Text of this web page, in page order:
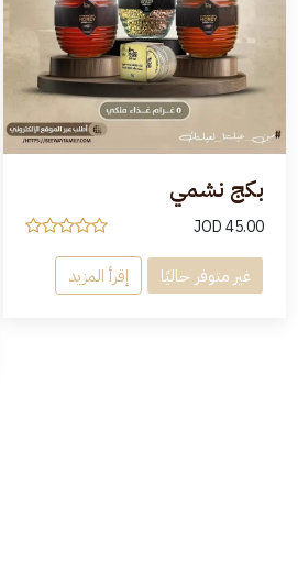
بكج نشمي
JOD45.00
غير متوفر حاليًا إقرأ المزيد